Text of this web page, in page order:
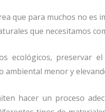
que para muchos no
que necesitamos
ecológicos, preservar
menor y
hacer un proceso